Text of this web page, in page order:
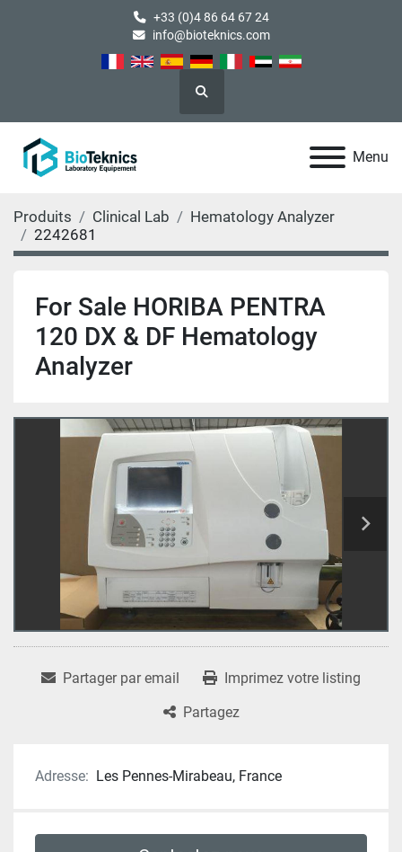
+33 (0)4 86 64 67 24
info@bioteknics.com
Rechercher
Menu
Produits Clinical Lab
Hematology Analyzer
2242681
For Sale HORIBA PENTRA
120 DX & DF Hematology
Analyzer
Partager par email
Imprimez votre listing
Partagez
Adresse: Les Pennes-Mirabeau, France